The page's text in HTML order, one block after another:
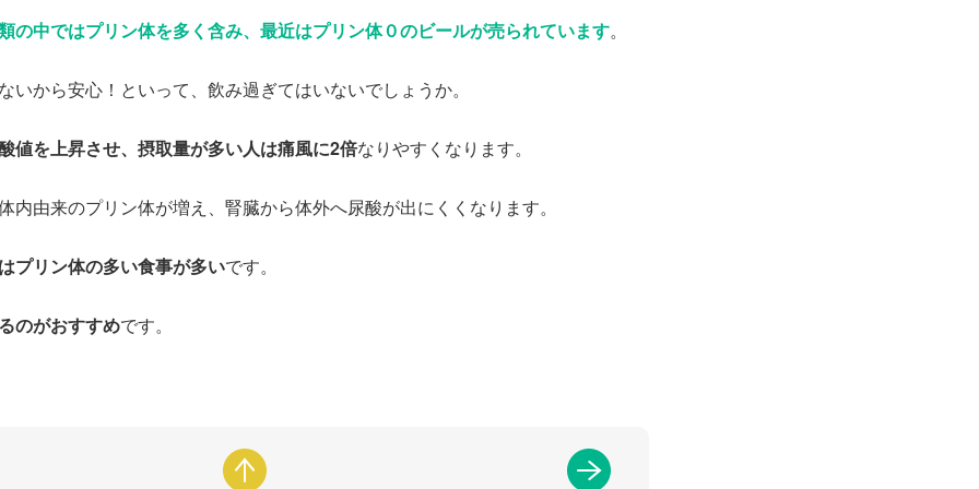
の中ではプリン体を多く含み、最近はプリン体０のビールが売られています。
いから安心！といって、飲み過ぎてはいないでしょうか。
値を上昇させ、摂取量が多い人は痛風に2倍なりやすくなります。
内由来のプリン体が増え、腎臓から体外へ尿酸が出にくくなります。
プリン体の多い食事が多いです。
のがおすすめです。